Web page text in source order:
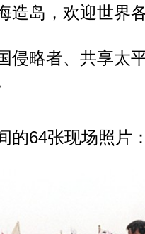
造岛，欢迎世界
侵略者、共享太
的64张现场照片